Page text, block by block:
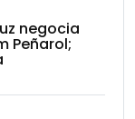
negocia
Peñarol;